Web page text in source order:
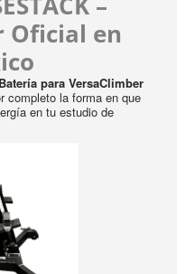
Oficial en
para VersaClimber
completo la forma en que
en tu estudio de